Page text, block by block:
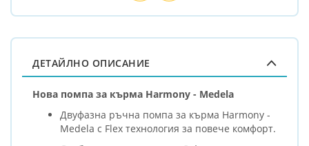
любими
ДЕТАЙЛНО ОПИСАНИЕ
Нова помпа за кърма Harmony - Medela
Двуфазна ръчна помпа за кърма Harmony -
Medela с Flex технология за повече комфорт.